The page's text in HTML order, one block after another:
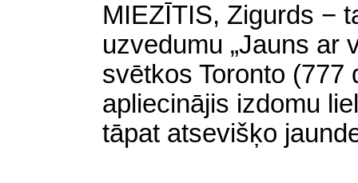
MIEZĪTIS, Zigurds −
uzvedumu „Jauns ar
svētkos Toronto (777
apliecinājis izdomu
tāpat atsevišķo